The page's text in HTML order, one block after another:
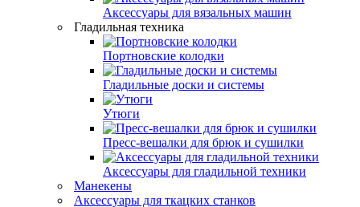
Аксессуары для вязальных машин
Гладильная техника
Портновские колодки
Гладильные доски и системы
Утюги
Пресс-вешалки для брюк и сушилки
Аксессуары для гладильной техники
Манекены
Аксессуары для ткацких станков